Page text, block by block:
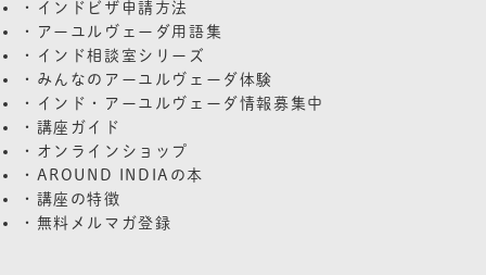
・インドビザ申請方法
・アーユルヴェーダ用語集
・インド相談室シリーズ
・みんなのアーユルヴェーダ体験
・インド・アーユルヴェーダ情報募集中
・講座ガイド
・オンラインショップ
・AROUND INDIAの本
・講座の特徴
・無料メルマガ登録